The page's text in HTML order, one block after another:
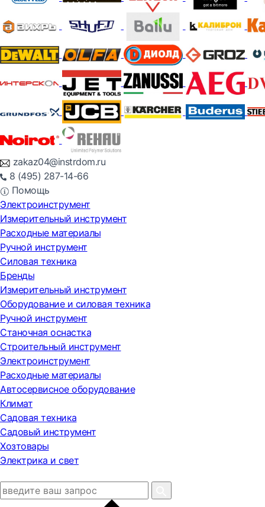
zakaz04@instrdom.ru
8 (495) 287-14-66
Помощь
Электроинструмент
Измерительный инструмент
Расходные материалы
Ручной инструмент
Силовая техника
Бренды
Измерительный инструмент
Оборудование и силовая техника
Ручной инструмент
Станочная оснастка
Строительный инструмент
Электроинструмент
Расходные материалы
Автосервисное оборудование
Климат
Садовая техника
Садовый инструмент
Хозтовары
Электрика и свет